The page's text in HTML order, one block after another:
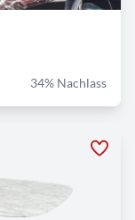
34% Nachlass